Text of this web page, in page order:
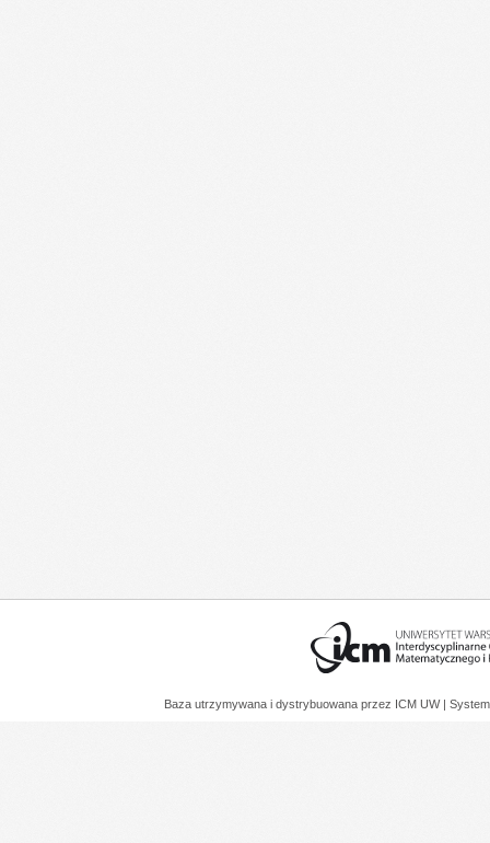
Baza utrzymywana i dystrybuowana przez ICM UW |